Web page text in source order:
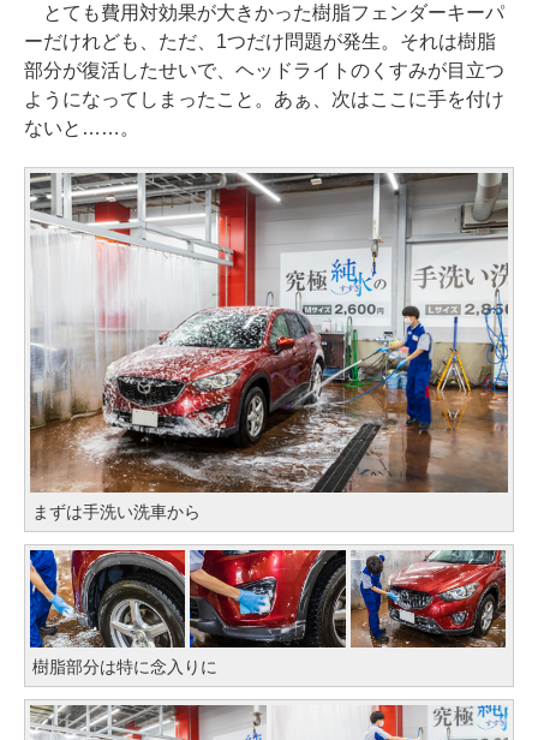
とても費用対効果が大きかった樹脂フェンダーキーパ
ーだけれども、ただ、1つだけ問題が発生。それは樹脂
部分が復活したせいで、ヘッドライトのくすみが目立つ
ようになってしまったこと。あぁ、次はここに手を付け
ないと……。
まずは手洗い洗車から
樹脂部分は特に念入りに